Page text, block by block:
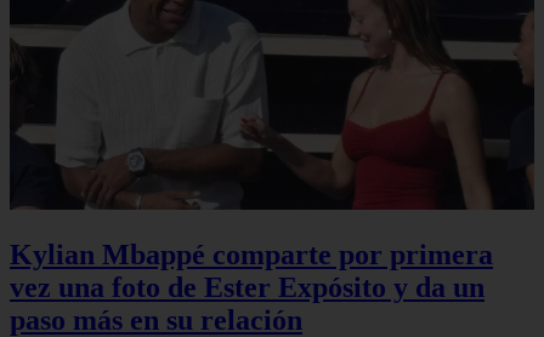
Kylian Mbappé comparte por primera
vez una foto de Ester Expósito y da un
paso más en su relación